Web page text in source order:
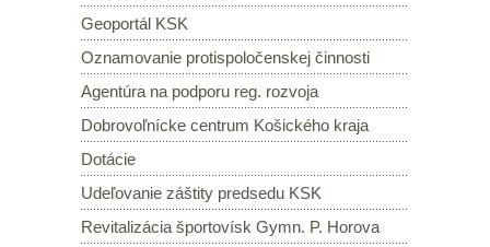
Geoportál KSK
Oznamovanie protispoločenskej činnosti
Agentúra na podporu reg. rozvoja
Dobrovoľnícke centrum Košického kraja
Dotácie
Udeľovanie záštity predsedu KSK
Revitalizácia športovísk Gymn. P. Horova